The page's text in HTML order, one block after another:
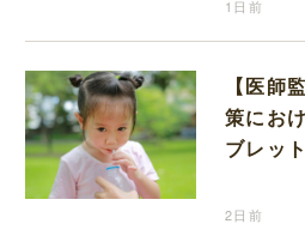
1日前
【医師
策にお
ブレッ
2日前